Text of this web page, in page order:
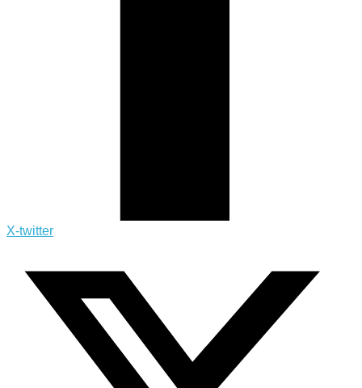
X-twitter